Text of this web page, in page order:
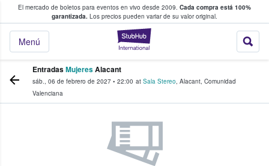
El mercado de boletos para eventos en vivo desde 2009. Cada compra está 100%
garantizada. Los precios pueden variar de su valor original.
StubHub: donde
Menú
fans compran y venden boletos
EntradasMujeresAlacant
sáb., 06 de febrero de 2027 • 22:00 at Sala Stereo, Alacant, Comunidad
Valenciana